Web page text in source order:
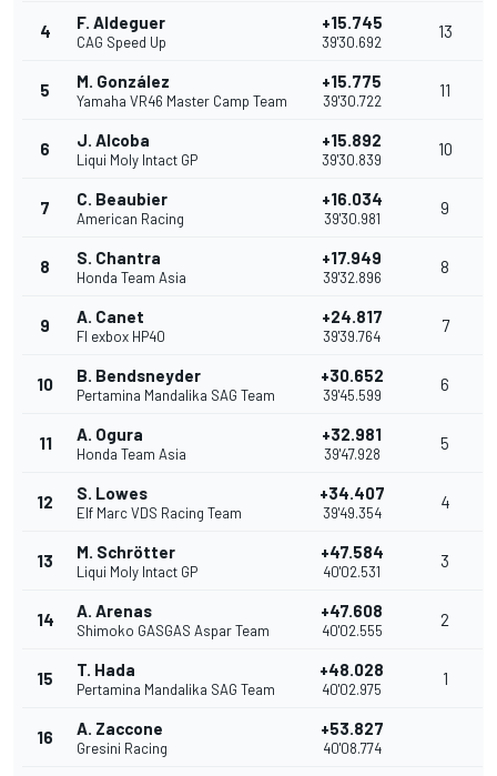
4 F. Aldeguer
CAG Speed Up
+15.745
39'30.692
13
5 M. González
Yamaha VR46 Master Camp Team
+15.775
39'30.722
11
6 J. Alcoba
Liqui Moly Intact GP
+15.892
39'30.839
10
7 C. Beaubier
American Racing
+16.034
39'30.981
9
8 S. Chantra
Honda Team Asia
+17.949
39'32.896
8
9 A. Canet
Fl exbox HP40
+24.817
39'39.764
7
10 B. Bendsneyder
Pertamina Mandalika SAG Team
+30.652
39'45.599
6
11 A. Ogura
Honda Team Asia
+32.981
39'47.928
5
12 S. Lowes
Elf Marc VDS Racing Team
+34.407
39'49.354
4
13 M. Schrötter
Liqui Moly Intact GP
+47.584
40'02.531
3
14 A. Arenas
Shimoko GASGAS Aspar Team
+47.608
40'02.555
2
15 T. Hada
Pertamina Mandalika SAG Team
+48.028
40'02.975
1
16 A. Zaccone
Gresini Racing
+53.827
40'08.774